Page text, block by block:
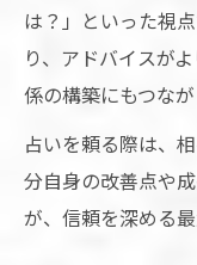
は？」といった視
り、アドバイスが
係の構築にもつなが
占いを頼る際は、
分自身の改善点や
が、信頼を深める最